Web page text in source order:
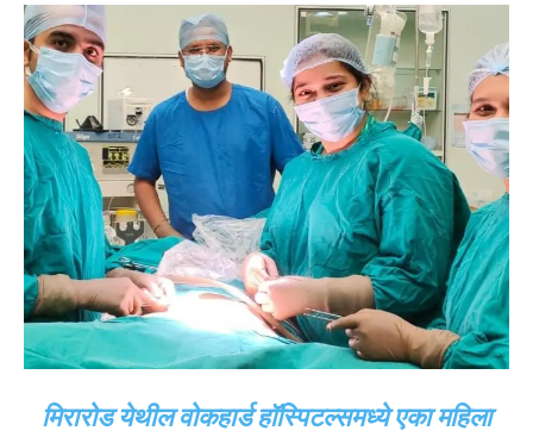
मिरारोड येथील वोकहार्ड हॉस्पिटल्समध्ये एका महिला